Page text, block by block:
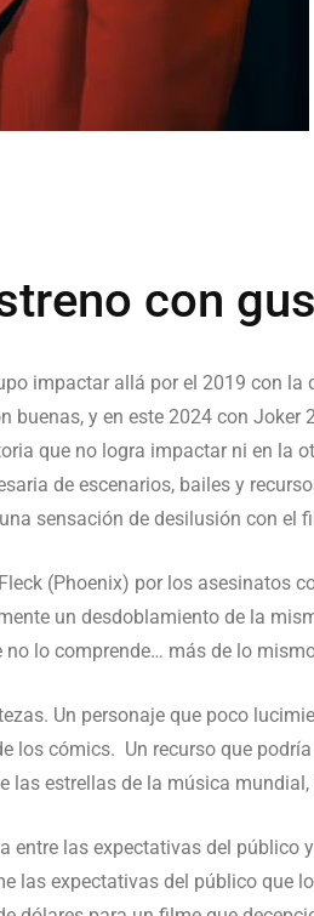
con
impactar allá por el 2019 con la
y en este 2024 con Joker
que no logra impactar ni en la
de escenarios, bailes y
sensación de desilusión con el
(Phoenix) por los asesinatos
un desdoblamiento de la
no lo comprende… más de lo
Un personaje que poco
los cómics. Un recurso que
estrellas de la música
entre las expectativas del público
las expectativas del público que